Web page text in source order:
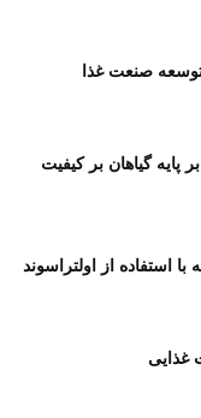
توسعه صنعت غذا
گیاهان بر کیفیت
استفاده از اولتراسوند
غذایی